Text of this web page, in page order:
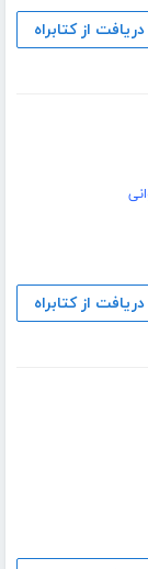
دریافت از کتابراه
دریافت از کتابراه